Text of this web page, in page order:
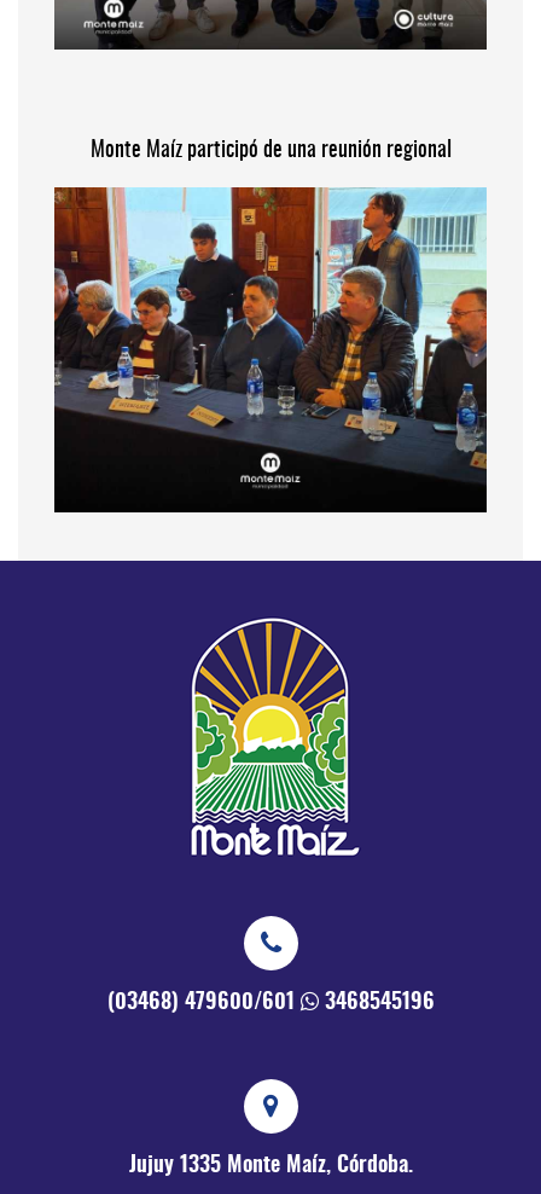
Monte Maíz participó de una reunión regional
(03468) 479600/601 3468545196
Jujuy 1335 Monte Maíz, Córdoba.